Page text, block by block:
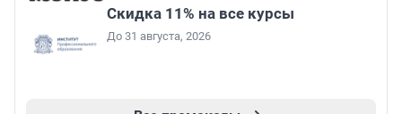
Скидка 11% на все курсы
До 31 августа, 2026